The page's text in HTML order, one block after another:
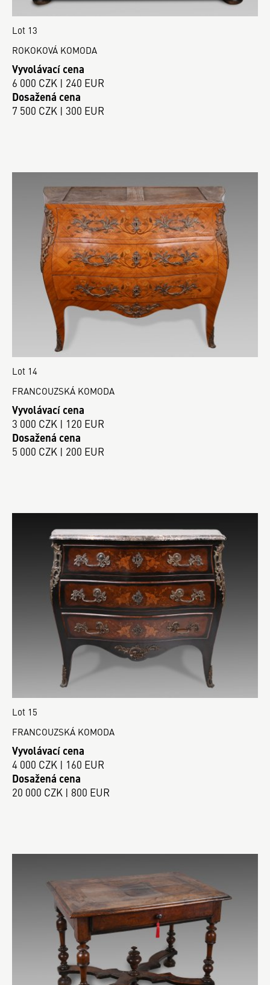
Lot 13
ROKOKOVÁ KOMODA
Vyvolávací cena
6 000 CZK | 240 EUR
Dosažená cena
7 500 CZK | 300 EUR
Lot 14
FRANCOUZSKÁ KOMODA
Vyvolávací cena
3 000 CZK | 120 EUR
Dosažená cena
5 000 CZK | 200 EUR
Lot 15
FRANCOUZSKÁ KOMODA
Vyvolávací cena
4 000 CZK | 160 EUR
Dosažená cena
20 000 CZK | 800 EUR